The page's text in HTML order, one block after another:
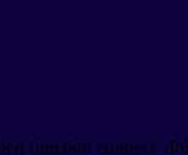
function